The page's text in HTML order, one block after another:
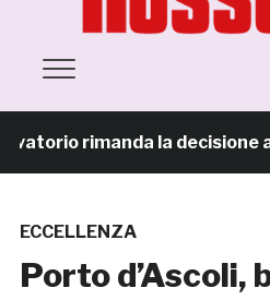
rimanda la decisione al
ECCELLENZA
Porto d’Ascoli,